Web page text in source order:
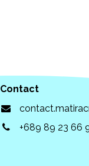
Contact
+689 89 23 66